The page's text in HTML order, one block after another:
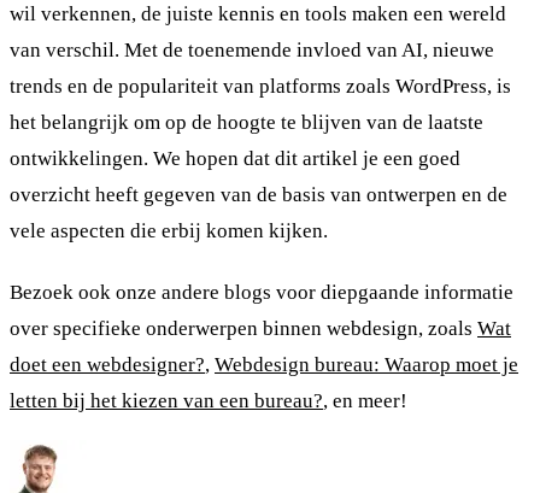
wil verkennen, de juiste kennis en tools maken een wereld
van verschil. Met de toenemende invloed van AI, nieuwe
trends en de populariteit van platforms zoals WordPress, is
het belangrijk om op de hoogte te blijven van de laatste
ontwikkelingen. We hopen dat dit artikel je een goed
overzicht heeft gegeven van de basis van ontwerpen en de
vele aspecten die erbij komen kijken.
Bezoek ook onze andere blogs voor diepgaande informatie
over specifieke onderwerpen binnen webdesign, zoals Wat
doet een webdesigner?, Webdesign bureau: Waarop moet je
letten bij het kiezen van een bureau?, en meer!